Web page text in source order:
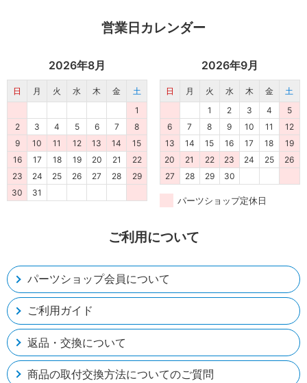
ご利用について
パーツショップ会員について
ご利用ガイド
返品・交換について
商品の取付交換方法についてのご質問
営業日カレンダー
2026年8月
日 月 火 水 木 金
土
1
2
3 4 5 6 7
8
9
10 11 12 13 14
15
16
17 18 19 20 21
22
23
24 25 26 27 28
29
30
31
2026年9月
日 月 火 水 木 金
土
1
2 3 4
5
6
7 8 9 10 11
12
13
14 15 16 17 18
19
20
21 22 23 24 25
26
27
28 29 30
パーツショップ定休日